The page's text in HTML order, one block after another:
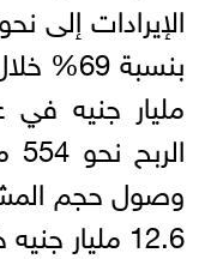
وصول حجم
12.6 مليار جنيه خلال عام 2026.